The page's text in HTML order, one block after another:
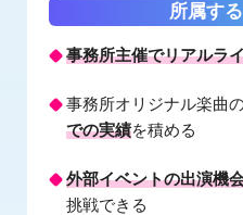
所属す
事務所主催でリアルラ
事務所オリジナル楽曲
での実績を積める
外部イベントの出演機
挑戦できる